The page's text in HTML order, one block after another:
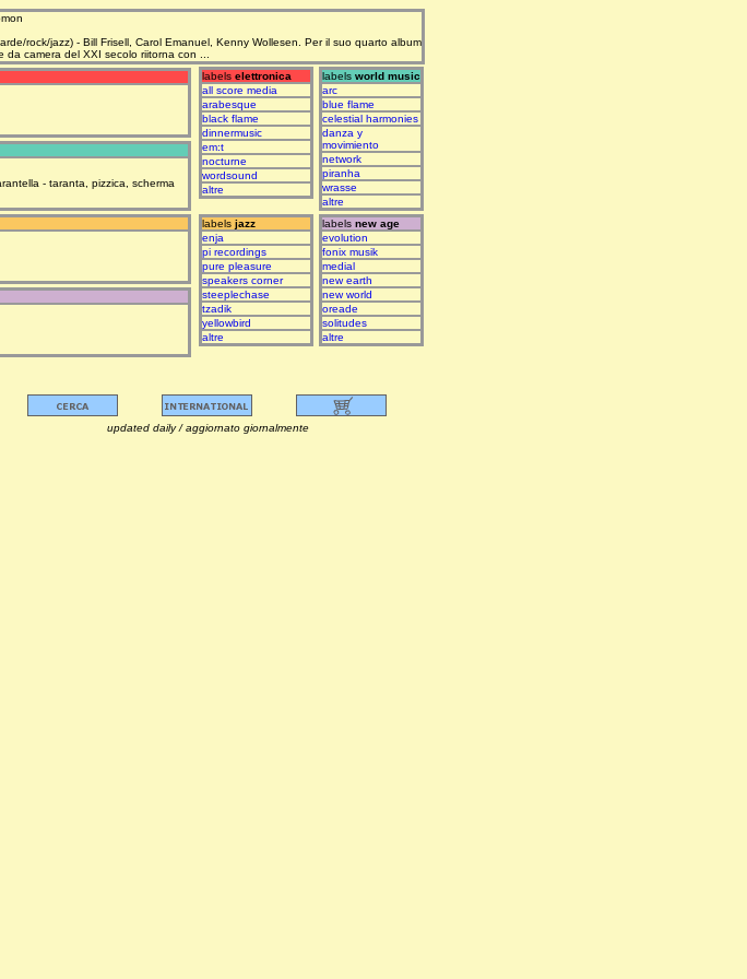
rock/jazz) - Bill Frisell, Carol Emanuel, Kenny Wollesen. Per il suo quarto album
camera del XXI secolo riitorna con ...
- taranta, pizzica, scherma
labels elettronica
all score media
arabesque
black flame
dinnermusic
em:t
nocturne
wordsound
altre
labels world music
arc
blue flame
celestial harmonies
danza y
movimiento
network
piranha
wrasse
altre
labels jazz
enja
pi recordings
pure pleasure
speakers corner
steeplechase
tzadik
yellowbird
altre
labels new age
evolution
fonix musik
medial
new earth
new world
oreade
solitudes
altre
daily / aggiornato giornalmente